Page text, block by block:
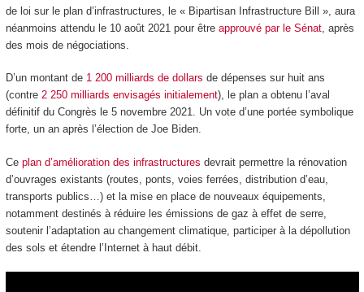
de loi sur le plan d’infrastructures, le « Bipartisan Infrastructure Bill », aura
néanmoins attendu le 10 août 2021 pour être approuvé par le Sénat, après
des mois de négociations.
D’un montant de 1 200 milliards de dollars de dépenses sur huit ans
(contre 2 250 milliards envisagés initialement), le plan a obtenu l’aval
définitif du Congrès le 5 novembre 2021. Un vote d’une portée symbolique
forte, un an après l’élection de Joe Biden.
Ce plan d’amélioration des infrastructures devrait permettre la rénovation
d’ouvrages existants (routes, ponts, voies ferrées, distribution d’eau,
transports publics…) et la mise en place de nouveaux équipements,
notamment destinés à réduire les émissions de gaz à effet de serre,
soutenir l’adaptation au changement climatique, participer à la dépollution
des sols et étendre l’Internet à haut débit.